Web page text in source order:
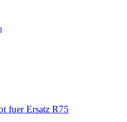
fuer Ersatz R75